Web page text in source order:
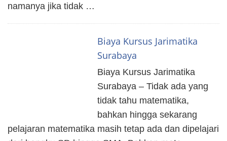
namanya jika tidak …
Biaya Kursus Jarimatika
Surabaya
Biaya Kursus Jarimatika
Surabaya – Tidak ada yang
tidak tahu matematika,
bahkan hingga sekarang
pelajaran matematika masih tetap ada dan dipelajari